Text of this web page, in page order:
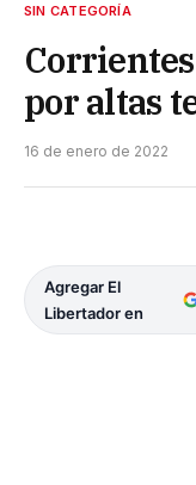
SIN CATEGORÍA
por altas
16 de enero de 2022
Agregar El
Libertador en